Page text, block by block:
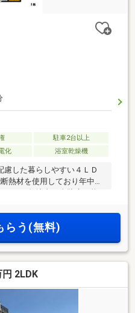
駐車2台以上
化 浴室乾燥機
した暮らしやすい４ＬＤ
熱材を使用しており年中快
なしやくつろぎスペースと
広々インナーバルコニーで
らう(無料)
2LDK